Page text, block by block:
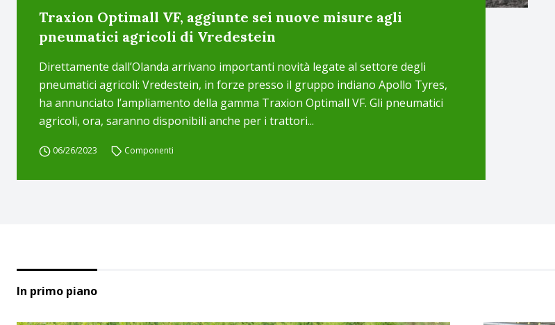
Traxion Optimall VF, aggiunte sei nuove misure agli
pneumatici agricoli di Vredestein
Direttamente dall’Olanda arrivano importanti novità legate al settore degli
pneumatici agricoli: Vredestein, in forze presso il gruppo indiano Apollo Tyres,
ha annunciato l’ampliamento della gamma Traxion Optimall VF. Gli pneumatici
agricoli, ora, saranno disponibili anche per i trattori...
06/26/2023 Componenti
In primo piano